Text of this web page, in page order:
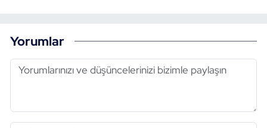
Yorumlar